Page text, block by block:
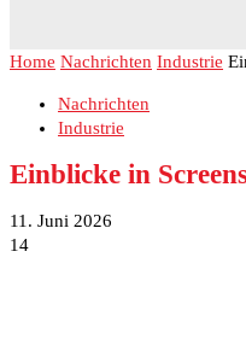
Home Nachrichten Industrie
Nachrichten
Industrie
Einblicke in
11. Juni 2026
14